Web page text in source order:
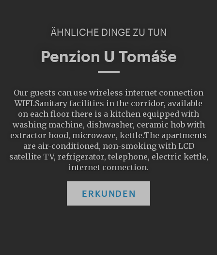
ÄHNLICHE DINGE ZU TUN
Penzion U Tomáše
Our guests can use wireless internet connection
WIFI.Sanitary facilities in the corridor, available
on each floor there is a kitchen equipped with
washing machine, dishwasher, ceramic hob with
extractor hood, microwave, kettle.The apartments
are air-conditioned, non-smoking with LCD
satellite TV, refrigerator, telephone, electric kettle,
internet connection.
ERKUNDEN